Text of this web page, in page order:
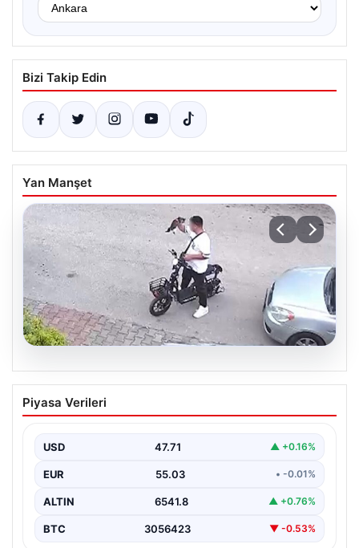
Bizi Takip Edin
Yan Manşet
Bolu’da Vahşet: Yavru Kediye İşlenen
İğrenç Olay Kameralara Yansıdı
günlerde meydana gelen korkutucu olay, bölgedeki
sakinleri derinden sarstı. Elektrikli…
Piyasa Verileri
USD 47.71 ▲ +0.16%
EUR 55.03 • -0.01%
ALTIN 6541.8 ▲ +0.76%
BTC 3056423 ▼ -0.53%